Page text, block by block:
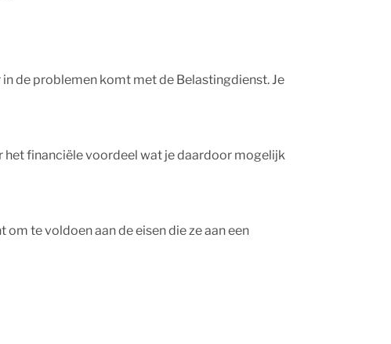
de problemen komt met de Belastingdienst. Je
financiële voordeel wat je daardoor mogelijk
te voldoen aan de eisen die ze aan een